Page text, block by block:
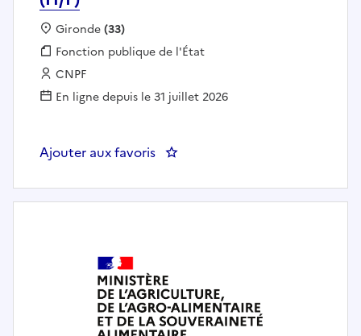
Localisation :
Gironde(33)
Fonction publique :
Fonction publique de l'État
Employeur :
CNPF
En ligne depuis le 31 juillet 2026
Ajouter aux favoris : Ingénieur spécialiste national